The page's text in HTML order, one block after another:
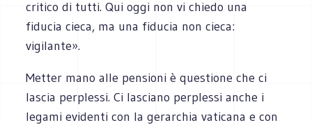
critico di tutti. Qui oggi non vi chiedo una
fiducia cieca, ma una fiducia non cieca:
vigilante».
Metter mano alle pensioni è questione che ci
lascia perplessi. Ci lasciano perplessi anche i
legami evidenti con la gerarchia vaticana e con